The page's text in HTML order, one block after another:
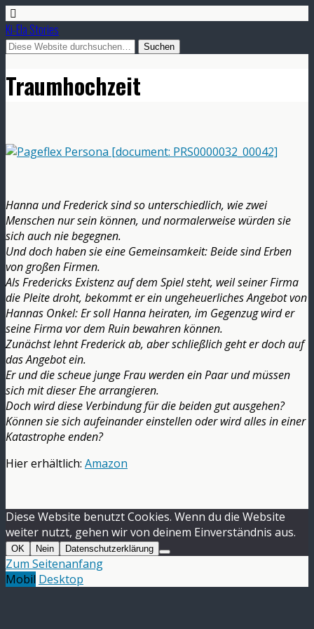
Ki-Ela Stories
Traumhochzeit
Hanna und Frederick sind so unterschiedlich, wie zwei
Menschen nur sein können, und normalerweise würden sie
sich auch nie begegnen.
Und doch haben sie eine Gemeinsamkeit: Beide sind Erben
von großen Firmen.
Als Fredericks Existenz auf dem Spiel steht, weil seiner Firma
die Pleite droht, bekommt er ein ungeheuerliches Angebot von
Hannas Onkel: Er soll Hanna heiraten, im Gegenzug wird er
seine Firma vor dem Ruin bewahren können.
Zunächst lehnt Frederick ab, aber schließlich geht er doch auf
das Angebot ein.
Er und die scheue junge Frau werden ein Paar und müssen
sich mit dieser Ehe arrangieren.
Doch wird diese Verbindung für die beiden gut ausgehen?
Können sie sich aufeinander einstellen oder wird alles in einer
Katastrophe enden?
Hier erhältlich: Amazon
Diese Website benutzt Cookies. Wenn du die Website
weiter nutzt, gehen wir von deinem Einverständnis aus.
OK Nein Datenschutzerklärung
Zum Seitenanfang
Mobil Desktop